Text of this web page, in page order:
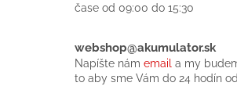
čase od 09:00 do 15:30
webshop@akumulator.sk
Napíšte nám email a my
to aby sme Vám do 24 hodín